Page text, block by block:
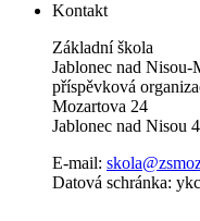
Kontakt
Základní škola
Jablonec nad Nisou-
příspěvková
Mozartova 24
Jablonec nad Nisou
E-mail:
Datová schránka: